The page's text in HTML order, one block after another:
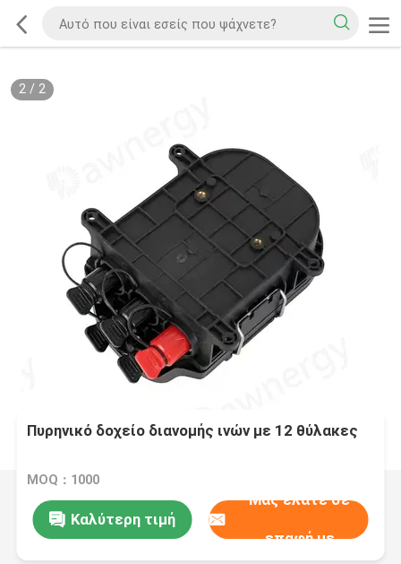
2/ 2
Πυρηνικό δοχείο διανομής ινών με 12 θύλακες
MOQ：1000
Καλύτερη τιμή
Μας ελάτε σε
επαφή με